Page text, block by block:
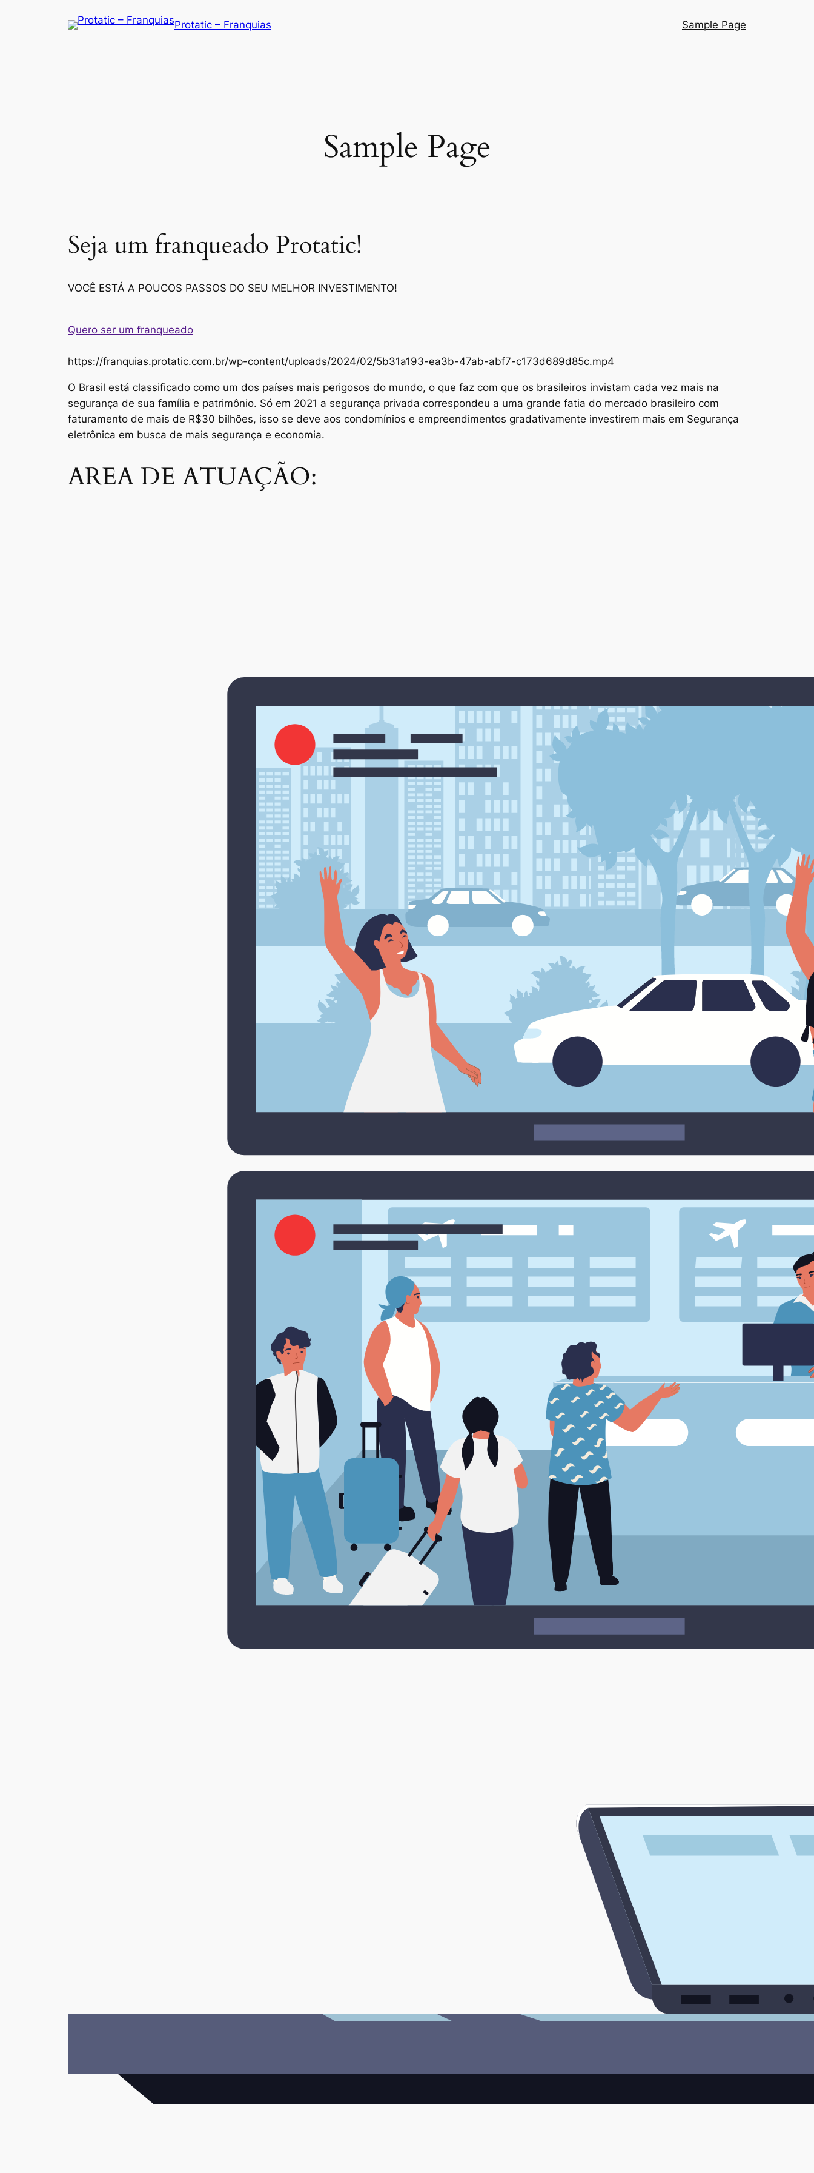
Protatic – Franquias Sample Page
Sample Page
Seja um franqueado Protatic!
VOCÊ ESTÁ A POUCOS PASSOS DO SEU MELHOR INVESTIMENTO!
Quero ser um franqueado
https://franquias.protatic.com.br/wp-content/uploads/2024/02/5b31a193-ea3b-47ab-abf7-c173d689d85c.mp4
O Brasil está classificado como um dos países mais perigosos do mundo, o que faz com que os brasileiros invistam cada vez mais na
segurança de sua família e patrimônio. Só em 2021 a segurança privada correspondeu a uma grande fatia do mercado brasileiro com
faturamento de mais de R$30 bilhões, isso se deve aos condomínios e empreendimentos gradativamente investirem mais em Segurança
eletrônica em busca de mais segurança e economia.
AREA DE ATUAÇÃO: